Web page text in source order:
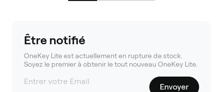
Être notifié
OneKey Lite est actuellement en rupture de stock.
Soyez le premier à obtenir le tout nouveau OneKey Lite.
Envoyer